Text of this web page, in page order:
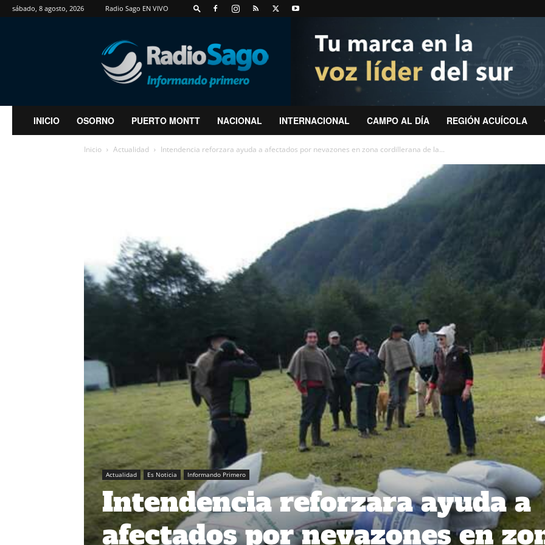
sábado, 8 agosto, 2026 Radio Sago EN VIVO
RadioSago
INICIO OSORNO PUERTO MONTT NACIONAL INTERNACIONAL CAMPO AL DÍA REGIÓN ACUÍCOLA
Inicio Actualidad Intendencia reforzara ayuda a afectados por nevazones en zona cordillerana de la...
Actualidad Es Noticia Informando Primero
Intendencia reforzara ayuda a
afectados por nevazones en